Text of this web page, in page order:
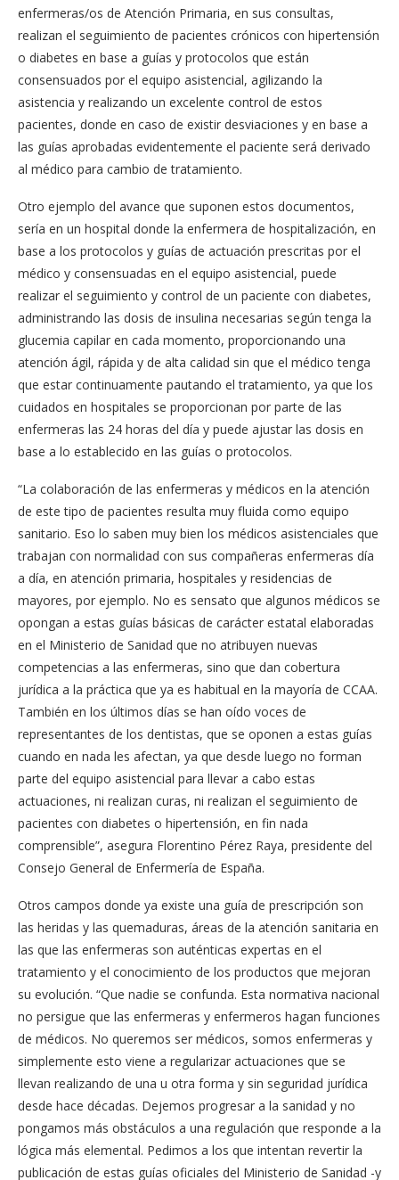
enfermeras/os de Atención Primaria, en sus consultas,
realizan el seguimiento de pacientes crónicos con hipertensión
o diabetes en base a guías y protocolos que están
consensuados por el equipo asistencial, agilizando la
asistencia y realizando un excelente control de estos
pacientes, donde en caso de existir desviaciones y en base a
las guías aprobadas evidentemente el paciente será derivado
al médico para cambio de tratamiento.
Otro ejemplo del avance que suponen estos documentos,
sería en un hospital donde la enfermera de hospitalización, en
base a los protocolos y guías de actuación prescritas por el
médico y consensuadas en el equipo asistencial, puede
realizar el seguimiento y control de un paciente con diabetes,
administrando las dosis de insulina necesarias según tenga la
glucemia capilar en cada momento, proporcionando una
atención ágil, rápida y de alta calidad sin que el médico tenga
que estar continuamente pautando el tratamiento, ya que los
cuidados en hospitales se proporcionan por parte de las
enfermeras las 24 horas del día y puede ajustar las dosis en
base a lo establecido en las guías o protocolos.
“La colaboración de las enfermeras y médicos en la atención
de este tipo de pacientes resulta muy fluida como equipo
sanitario. Eso lo saben muy bien los médicos asistenciales que
trabajan con normalidad con sus compañeras enfermeras día
a día, en atención primaria, hospitales y residencias de
mayores, por ejemplo. No es sensato que algunos médicos se
opongan a estas guías básicas de carácter estatal elaboradas
en el Ministerio de Sanidad que no atribuyen nuevas
competencias a las enfermeras, sino que dan cobertura
jurídica a la práctica que ya es habitual en la mayoría de CCAA.
También en los últimos días se han oído voces de
representantes de los dentistas, que se oponen a estas guías
cuando en nada les afectan, ya que desde luego no forman
parte del equipo asistencial para llevar a cabo estas
actuaciones, ni realizan curas, ni realizan el seguimiento de
pacientes con diabetes o hipertensión, en fin nada
comprensible”, asegura Florentino Pérez Raya, presidente del
Consejo General de Enfermería de España.
Otros campos donde ya existe una guía de prescripción son
las heridas y las quemaduras, áreas de la atención sanitaria en
las que las enfermeras son auténticas expertas en el
tratamiento y el conocimiento de los productos que mejoran
su evolución. “Que nadie se confunda. Esta normativa nacional
no persigue que las enfermeras y enfermeros hagan funciones
de médicos. No queremos ser médicos, somos enfermeras y
simplemente esto viene a regularizar actuaciones que se
llevan realizando de una u otra forma y sin seguridad jurídica
desde hace décadas. Dejemos progresar a la sanidad y no
pongamos más obstáculos a una regulación que responde a la
lógica más elemental. Pedimos a los que intentan revertir la
publicación de estas guías oficiales del Ministerio de Sanidad -y